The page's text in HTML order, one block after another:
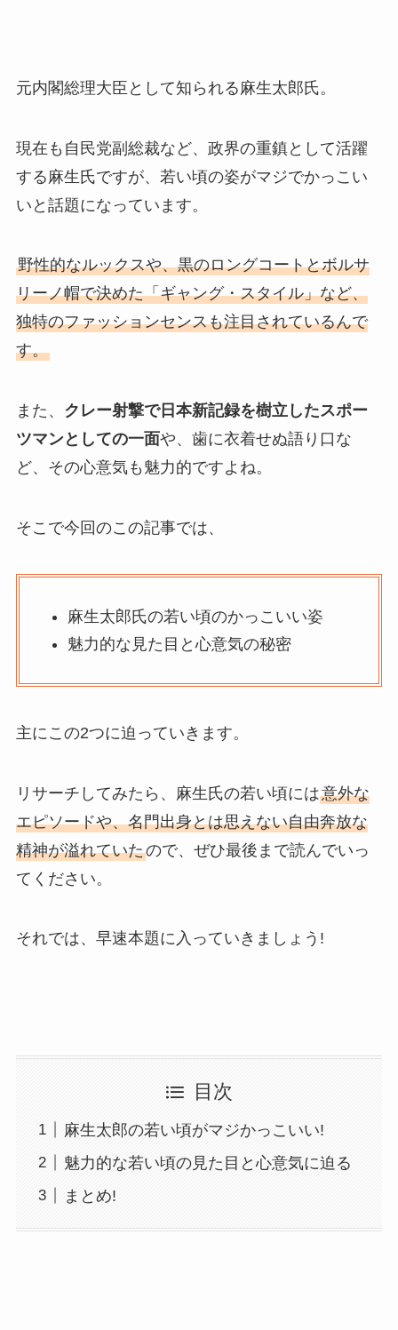
元内閣総理大臣として知られる麻生太郎氏。
現在も自民党副総裁など、政界の重鎮として活躍
する麻生氏ですが、若い頃の姿がマジでかっこい
いと話題になっています。
野性的なルックスや、黒のロングコートとボルサ
リーノ帽で決めた「ギャング・スタイル」など、
独特のファッションセンスも注目されているんで
す。
また、 クレー射撃で日本新記録を樹立したスポー
ツマンとしての一面や、歯に衣着せぬ語り口な
ど、その心意気も魅力的ですよね。
そこで今回のこの記事では、
麻生太郎氏の若い頃のかっこいい姿
魅力的な見た目と心意気の秘密
主にこの2つに迫っていきます。
リサーチしてみたら、麻生氏の若い頃には意外な
エピソードや、名門出身とは思えない自由奔放な
精神が溢れていたので、ぜひ最後まで読んでいっ
てください。
それでは、早速本題に入っていきましょう!
目次
麻生太郎の若い頃がマジかっこいい!
魅力的な若い頃の見た目と心意気に迫る
まとめ!